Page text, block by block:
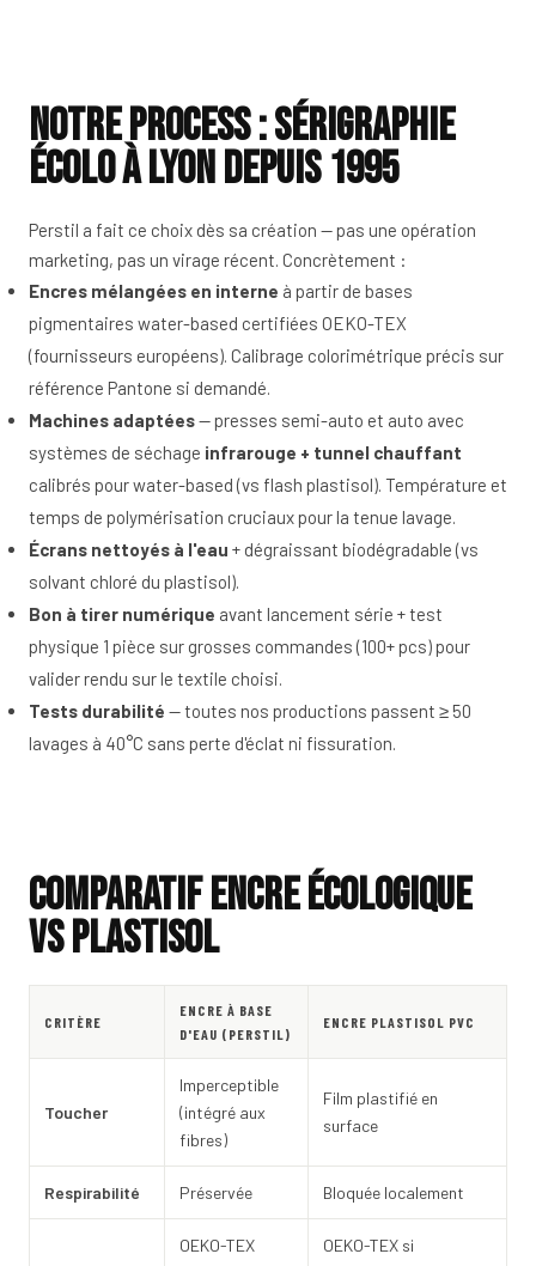
Notre process : sérigraphie
écolo à Lyon depuis 1995
Perstil a fait ce choix dès sa création — pas une opération
marketing, pas un virage récent. Concrètement :
Encres mélangées en interne à partir de bases
pigmentaires water-based certifiées OEKO-TEX
(fournisseurs européens). Calibrage colorimétrique précis sur
référence Pantone si demandé.
Machines adaptées— presses semi-auto et auto avec
systèmes de séchage infrarouge + tunnel chauffant
calibrés pour water-based (vs flash plastisol). Température et
temps de polymérisation cruciaux pour la tenue lavage.
Écrans nettoyés à l'eau + dégraissant biodégradable (vs
solvant chloré du plastisol).
Bon à tirer numérique avant lancement série + test
physique 1 pièce sur grosses commandes (100+ pcs) pour
valider rendu sur le textile choisi.
Tests durabilité — toutes nos productions passent ≥ 50
lavages à 40°C sans perte d'éclat ni fissuration.
Comparatif encre écologique
vs plastisol
CRITÈRE
ENCRE À BASE
D'EAU (PERSTIL)
ENCRE PLASTISOL PVC
Toucher
Imperceptible
(intégré aux
fibres)
Film plastifié en
surface
Respirabilité Préservée Bloquée localement
OEKO-TEX
OEKO-TEX si